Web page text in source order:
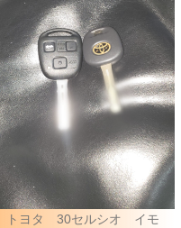
トヨタ 30セルシオ イモ